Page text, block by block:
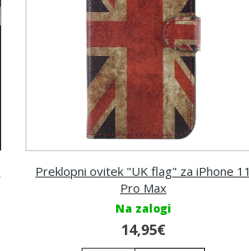
Preklopni ovitek "UK flag" za iPhone 11
Pro Max
Na zalogi
14,95€